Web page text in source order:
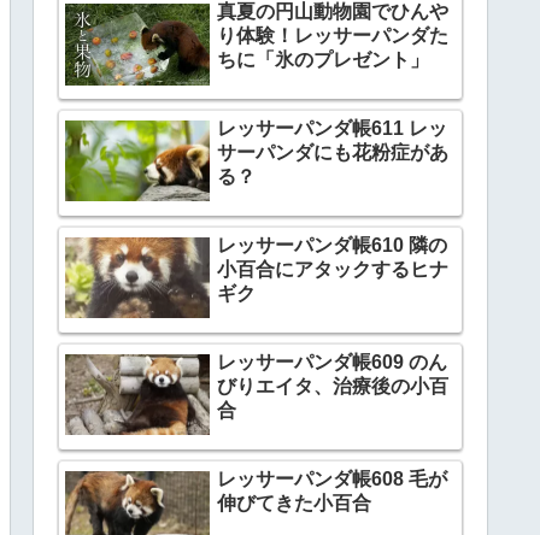
真夏の円山動物園でひんや
り体験！レッサーパンダた
ちに「氷のプレゼント」
レッサーパンダ帳611 レッ
サーパンダにも花粉症があ
る？
レッサーパンダ帳610 隣の
小百合にアタックするヒナ
ギク
レッサーパンダ帳609 のん
びりエイタ、治療後の小百
合
レッサーパンダ帳608 毛が
伸びてきた小百合